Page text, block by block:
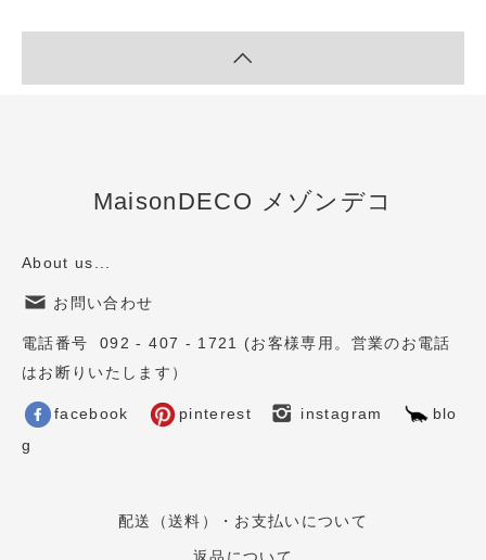
MaisonDECO メゾンデコ
About us...
お問い合わせ
電話番号 092 - 407 - 1721 (お客様専用。営業のお電話
はお断りいたします）
facebook pinterest instagram
blo
g
配送（送料）・お支払いについて